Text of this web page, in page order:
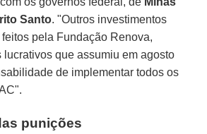
Santo. "Outros investimentos
pela Fundação Renova,
lucrativos que assumiu em agosto
de implementar todos os
punições